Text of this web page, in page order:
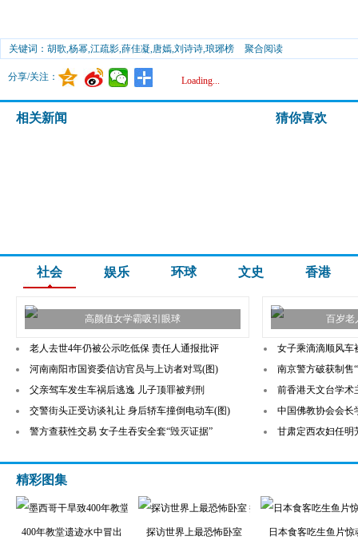
关键词：胡歌,杨幂,江疏影,薛佳凝,唐嫣,刘诗诗,琅琊榜 聚合阅读
分享/关注： Loading...
相关新闻 猜你喜欢
社会 娱乐 环球 文史 香港
高颜值女学霸吸引眼球 百岁老
老人去世4年仍被公示吃低保 责任人通报批评
河南南阳市国资委信访官员与上访者对骂(图)
父亲驾车发生车祸后逃逸 儿子顶罪被判刑
交警街头正受访谈礼让 身后轿车撞倒电动车(图)
警方查获性交易 女子生吞安全套“毁灭证据”
女子乘滴滴顺风车
南京警方破获制售
前香港天文台学术
中国佛教协会会长
甘肃定西农妇任明
精彩图集
400年教堂遗迹水中冒出 探访世界上最恐怖卧室 日本食客吃生鱼片惊